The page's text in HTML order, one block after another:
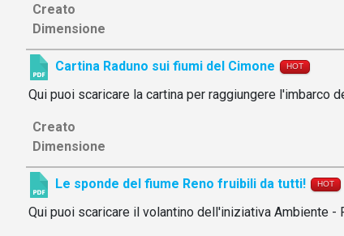
Creato
Dimensione
Cartina Raduno sui fiumi del Cimone HOT
Qui puoi scaricare la cartina per raggiungere l'imbarco
Creato
Dimensione
Le sponde del fiume Reno fruibili da tutti! HOT
Qui puoi scaricare il volantino dell'iniziativa Ambiente -